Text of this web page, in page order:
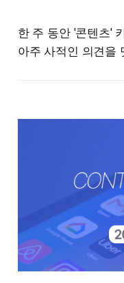
한 주 동안 '콘텐츠'
아주 사적인 의견을